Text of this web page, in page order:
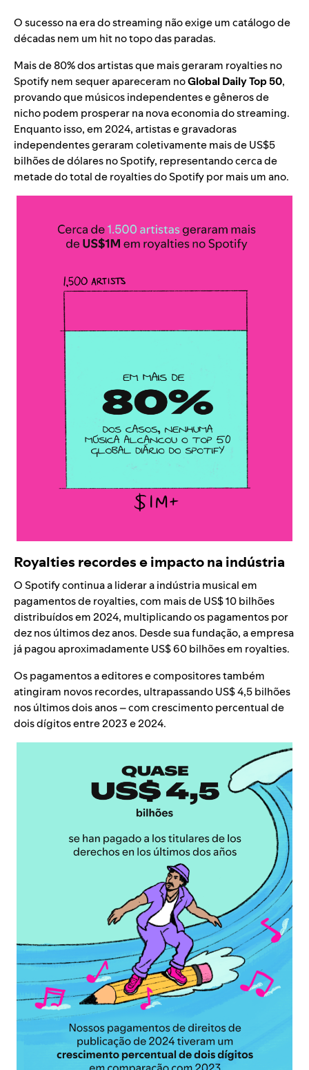
O sucesso na era do streaming não exige um catálogo de
décadas nem um hit no topo das paradas.
Mais de 80% dos artistas que mais geraram royalties no
Spotify nem sequer apareceram noGlobal Daily Top 50,
provando que músicos independentes e gêneros de
nicho podem prosperar na nova economia do streaming.
Enquanto isso, em 2024, artistas e gravadoras
independentes geraram coletivamente mais de US$5
bilhões de dólares no Spotify, representando cerca de
metade do total de royalties do Spotify por mais um ano.
Royalties recordes e impacto na indústria
O Spotify continua a liderar a indústria musical em
pagamentos de royalties, com mais de US$ 10 bilhões
distribuídos em 2024, multiplicando os pagamentos por
dez nos últimos dez anos. Desde sua fundação, a empresa
já pagou aproximadamente US$ 60 bilhões em royalties.
Os pagamentos a editores e compositores também
atingiram novos recordes, ultrapassando US$ 4,5 bilhões
nos últimos dois anos – com crescimento percentual de
dois dígitos entre 2023 e 2024.